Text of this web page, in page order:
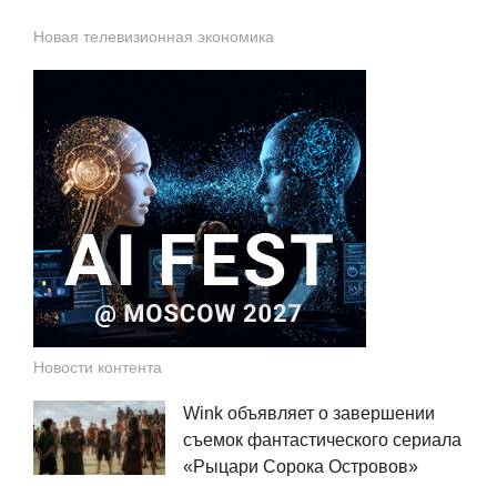
Новая телевизионная экономика
Новости контента
Wink объявляет о завершении
съемок фантастического сериала
«Рыцари Сорока Островов»